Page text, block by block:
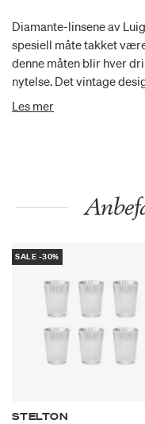
Diamante-linsene av
spesiell måte takket
denne måten blir hver
nytelse. Det vintage
supplement til et klassisk
Les mer
SALE -30%
STELTON